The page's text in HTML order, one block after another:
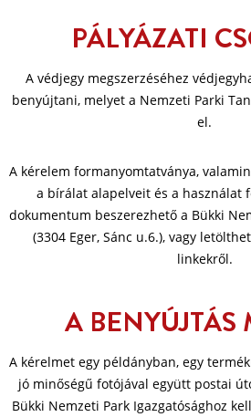
PÁLYÁZATI
A védjegy megszerzéséhez
benyújtani, melyet a Nemzeti Parki
el.
A kérelem formanyomtatványa,
a bírálat alapelveit és a használat
dokumentum beszerezhető a Bükki
(3304 Eger, Sánc u.6.), vagy
linkekről.
A BENYÚJTÁS
A kérelmet egy példányban, egy
jó minőségű fotójával együtt postai
Bükki Nemzeti Park Igazgatósághoz